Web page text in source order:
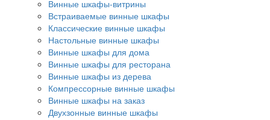
Винные шкафы-витрины
Встраиваемые винные шкафы
Классические винные шкафы
Настольные винные шкафы
Винные шкафы для дома
Винные шкафы для ресторана
Винные шкафы из дерева
Компрессорные винные шкафы
Винные шкафы на заказ
Двухзонные винные шкафы